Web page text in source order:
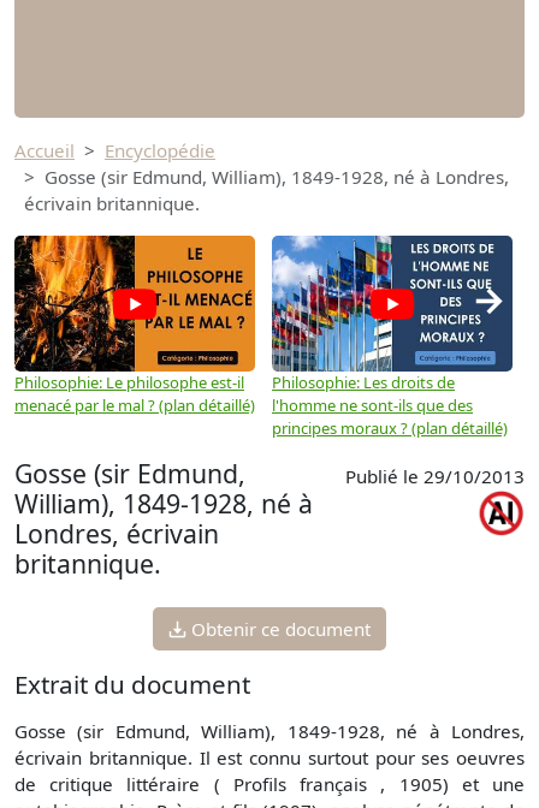
Accueil
Encyclopédie
Gosse (sir Edmund, William), 1849-1928, né à Londres,
écrivain britannique.
Philosophie: Le philosophe est-il
menacé par le mal ? (plan détaillé)
Philosophie: Les droits de
l'homme ne sont-ils que des
principes moraux ? (plan détaillé)
→
Gosse (sir Edmund,
William), 1849-1928, né à
Londres, écrivain
britannique.
Publié le 29/10/2013
Obtenir ce document
Extrait du document
Gosse (sir Edmund, William), 1849-1928, né à Londres,
écrivain britannique. Il est connu surtout pour ses oeuvres
de critique littéraire ( Profils français , 1905) et une